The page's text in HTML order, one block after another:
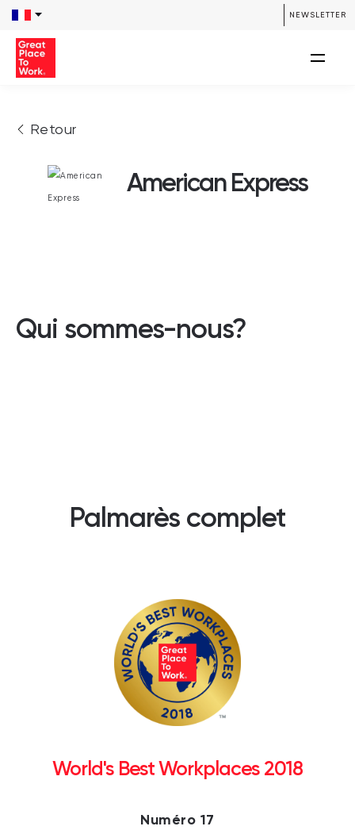
NEWSLETTER
Retour
American Express
Qui sommes-nous?
Palmarès complet
World's Best Workplaces 2018
Numéro 17